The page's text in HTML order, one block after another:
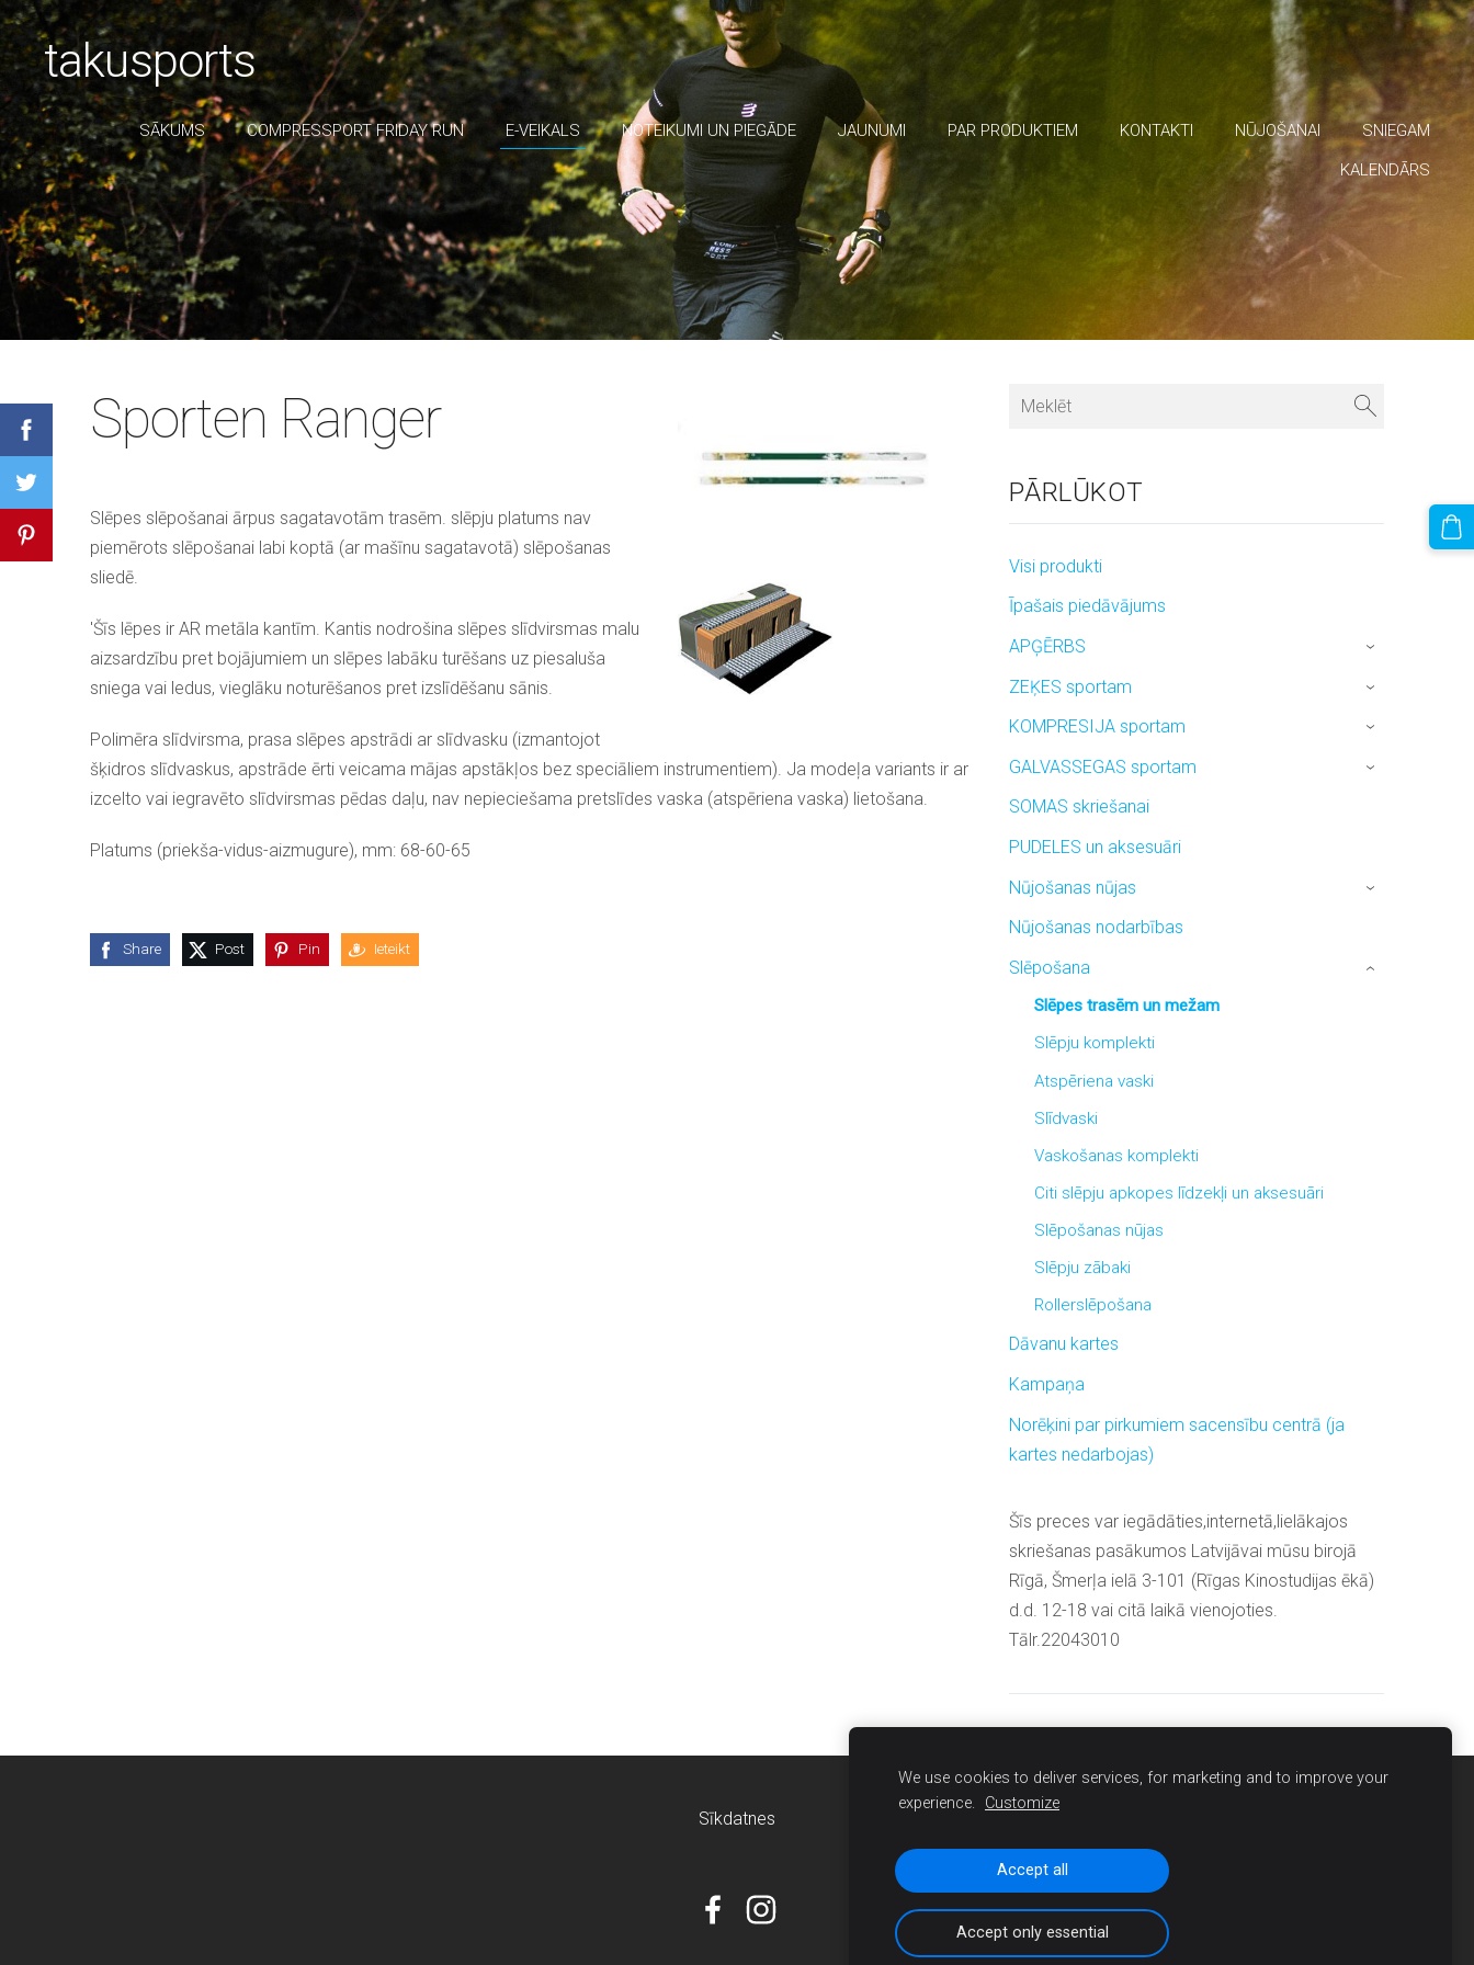
takusports
SĀKUMS COMPRESSPORT FRIDAY RUN E-VEIKALS NOTEIKUMI UN PIEGĀDE JAUNUMI PAR PRODUKTIEM KONTAKTI NŪJOŠANAI
SNIEGAM
KALENDĀRS
PĀRLŪKOT
Visi produkti
Īpašais piedāvājums
APĢĒRBS
›
ZEĶES sportam ›
KOMPRESIJA sportam ›
GALVASSEGAS sportam ›
SOMAS skriešanai
PUDELES un aksesuāri
Nūjošanas nūjas
›
Nūjošanas nodarbības
Slēpošana
Slēpes trasēm un mežam
Slēpju komplekti
Atspēriena vaski
Slīdvaski
Vaskošanas komplekti
Citi slēpju apkopes līdzekļi un aksesuāri
Slēpošanas nūjas
Slēpju zābaki
Rollerslēpošana
›
Dāvanu kartes
Kampaņa
Norēķini par pirkumiem sacensību centrā (ja
kartes nedarbojas)
Šīs preces var iegādāties,internetā,lielākajos
skriešanas pasākumos Latvijāvai mūsu birojā
Rīgā, Šmerļa ielā 3-101 (Rīgas Kinostudijas ēkā)
d.d. 12-18 vai citā laikā vienojoties.
Tālr.22043010
Sporten Ranger
Slēpes slēpošanai ārpus sagatavotām trasēm. slēpju platums nav
piemērots slēpošanai labi koptā (ar mašīnu sagatavotā) slēpošanas
sliedē.
'Šīs lēpes ir AR metāla kantīm. Kantis nodrošina slēpes slīdvirsmas malu
aizsardzību pret bojājumiem un slēpes labāku turēšans uz piesaluša
sniega vai ledus, vieglāku noturēšanos pret izslīdēšanu sānis.
Polimēra slīdvirsma, prasa slēpes apstrādi ar slīdvasku (izmantojot
šķidros slīdvaskus, apstrāde ērti veicama mājas apstākļos bez speciāliem instrumentiem). Ja modeļa variants ir ar
izcelto vai iegravēto slīdvirsmas pēdas daļu, nav nepieciešama pretslīdes vaska (atspēriena vaska) lietošana.
Platums (priekša-vidus-aizmugure), mm: 68-60-65
Share Post Pin Ieteikt
Sīkdatnes
We use cookies to deliver services, for marketing and to improve your
experience.
Customize
Accept all
Accept only essential